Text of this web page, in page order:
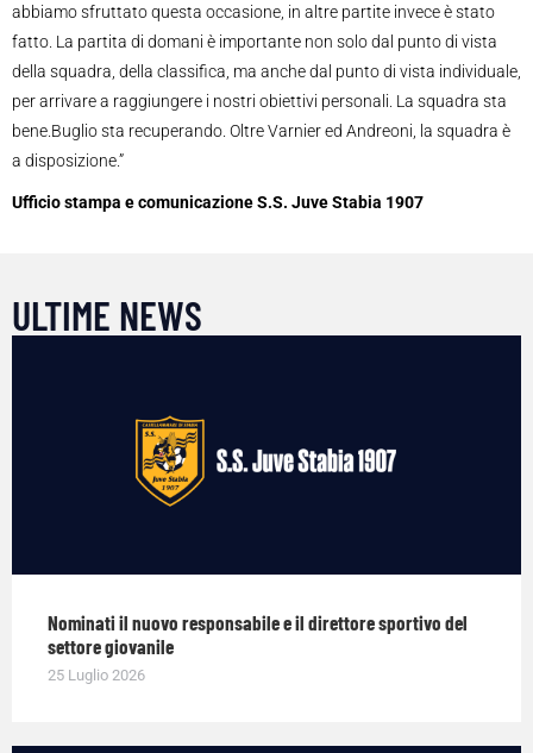
abbiamo sfruttato questa occasione, in altre partite invece è stato
fatto. La partita di domani è importante non solo dal punto di vista
della squadra, della classifica, ma anche dal punto di vista individuale,
per arrivare a raggiungere i nostri obiettivi personali. La squadra sta
bene.Buglio sta recuperando. Oltre Varnier ed Andreoni, la squadra è
a disposizione.”
Ufficio stampa e comunicazione S.S. Juve Stabia 1907
ULTIME NEWS
Nominati il nuovo responsabile e il direttore sportivo del
settore giovanile
25 Luglio 2026